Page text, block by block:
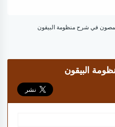
في شرح منظومة البيقون
البيقون